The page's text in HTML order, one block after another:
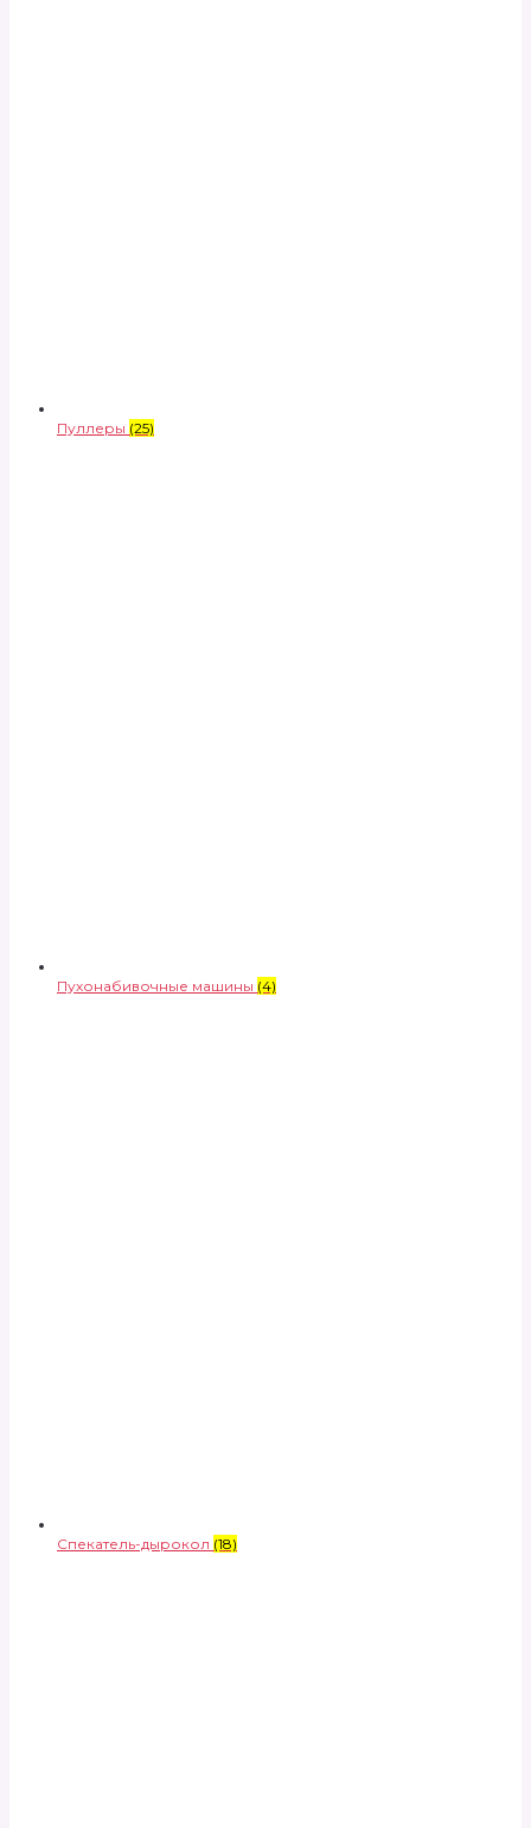
Пуллеры (25)
Пухонабивочные машины (4)
Спекатель-дырокол (18)